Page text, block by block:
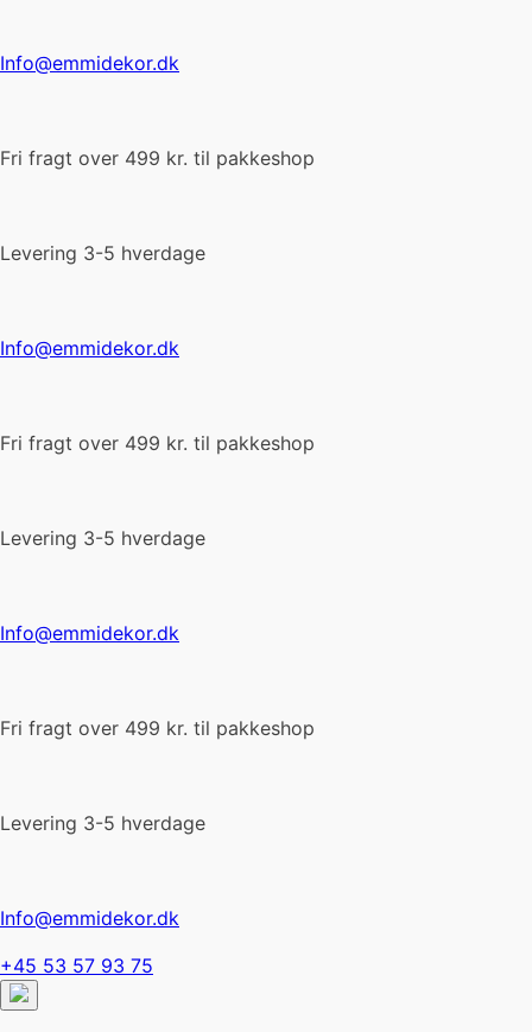
Info@emmidekor.dk
Fri fragt over 499 kr. til pakkeshop
Levering 3-5 hverdage
Info@emmidekor.dk
Fri fragt over 499 kr. til pakkeshop
Levering 3-5 hverdage
Info@emmidekor.dk
Fri fragt over 499 kr. til pakkeshop
Levering 3-5 hverdage
Info@emmidekor.dk
+45 53 57 93 75